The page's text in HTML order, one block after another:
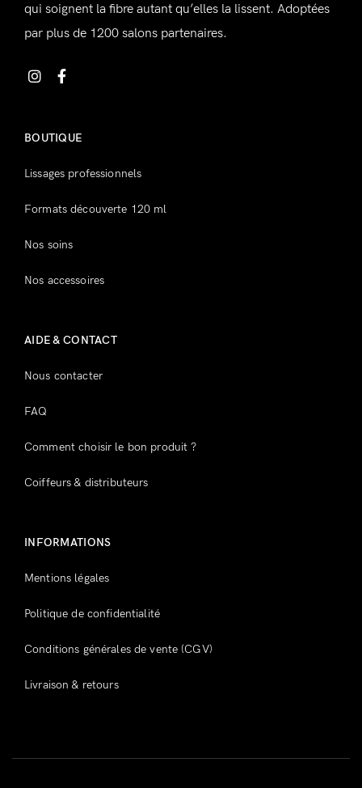
Vous n'avez pas de compte ?
qui soignent la fibre autant qu’elles la lissent. Adoptées
par plus de 1200 salons partenaires.
BOUTIQUE
Lissages professionnels
Formats découverte 120 ml
Nos soins
Nos accessoires
AIDE & CONTACT
Nous contacter
FAQ
Comment choisir le bon produit ?
Coiffeurs & distributeurs
INFORMATIONS
Mentions légales
Politique de confidentialité
Conditions générales de vente (CGV)
Livraison & retours